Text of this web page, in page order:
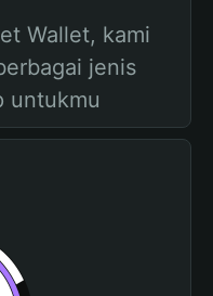
Wallet, kami
jenis
untukmu